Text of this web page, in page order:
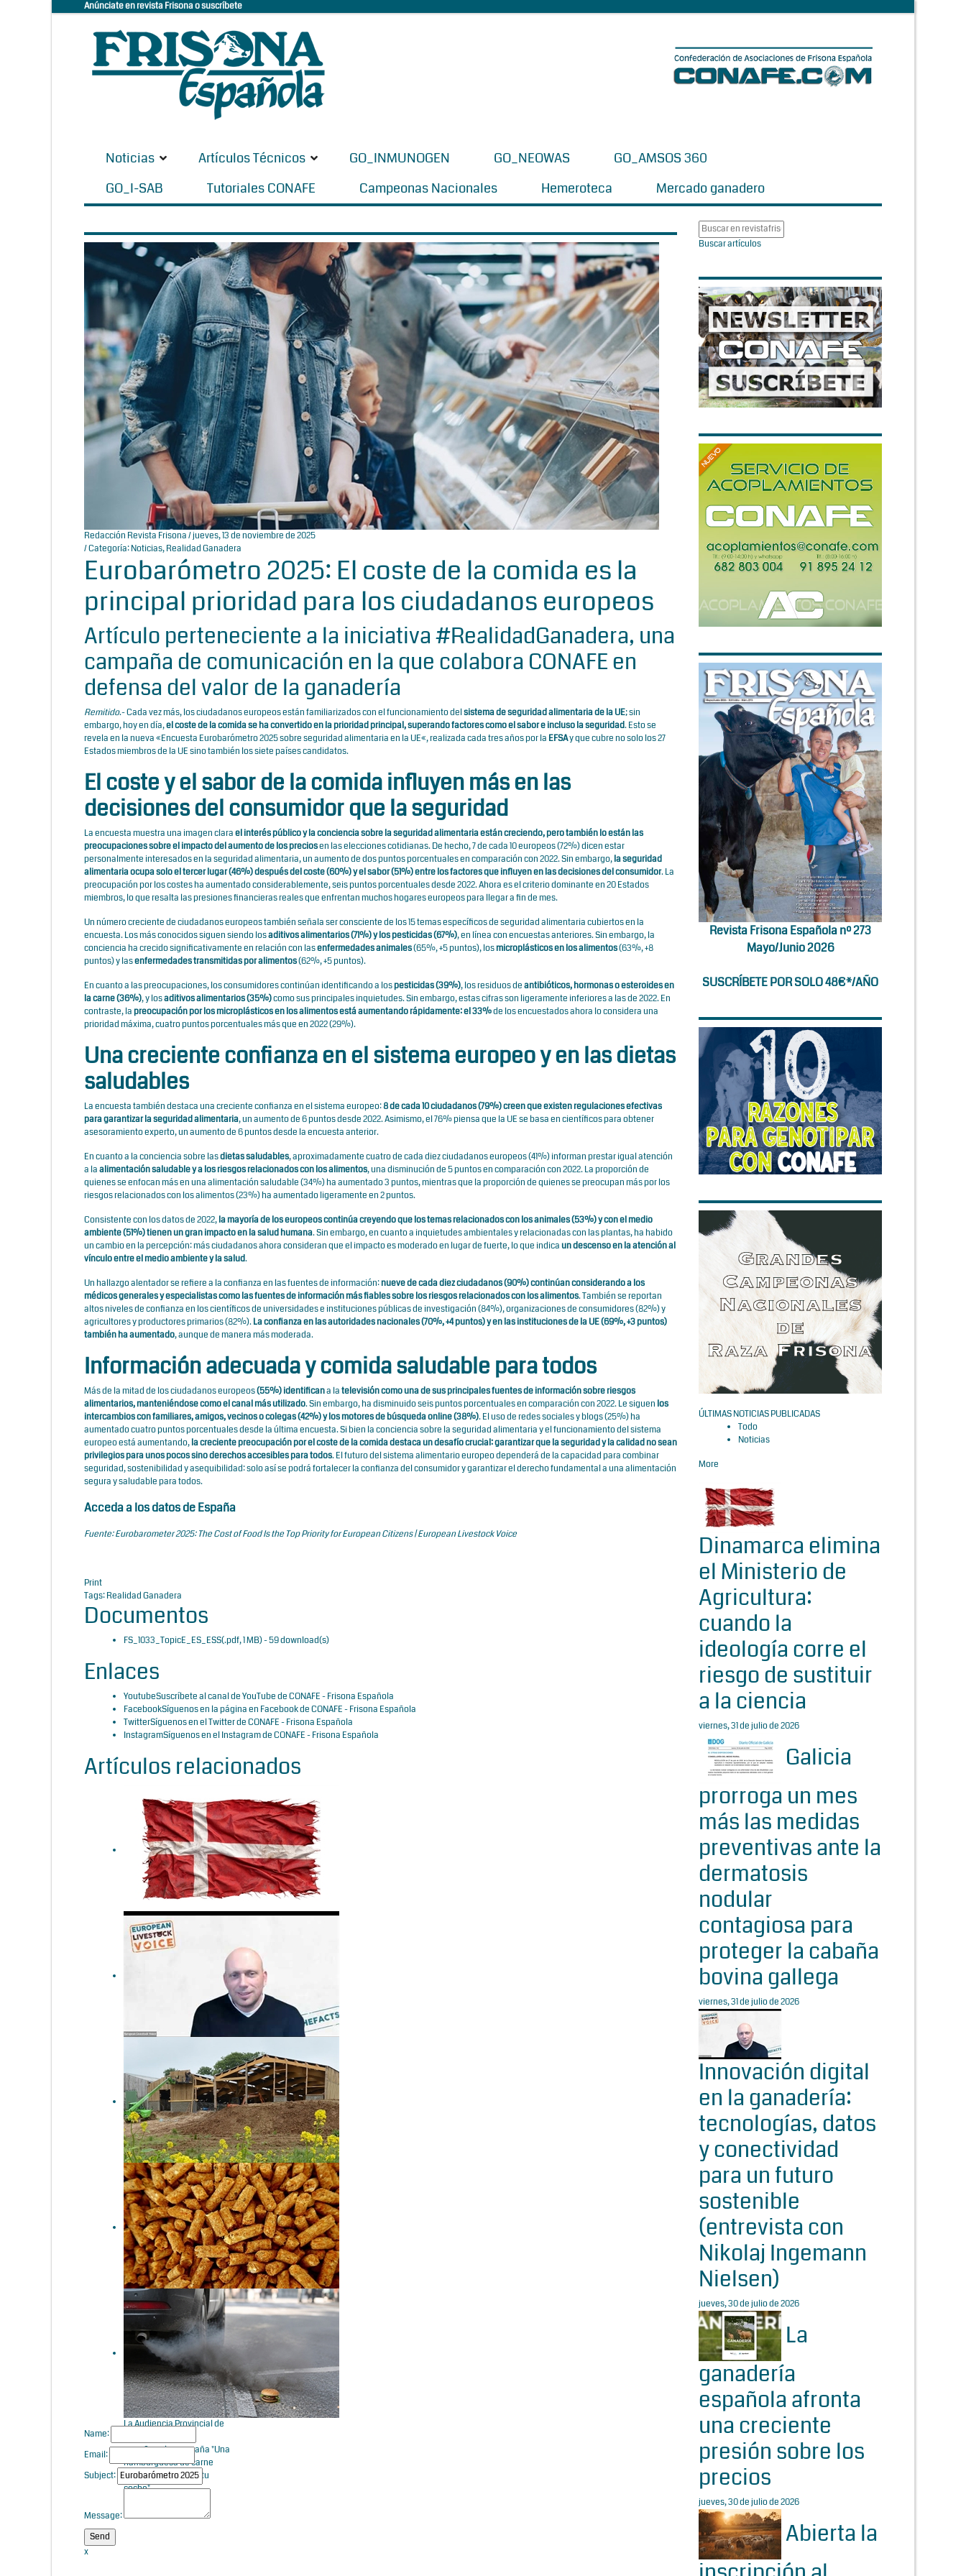
Anúnciate en revista Frisona o suscríbete
Noticias Artículos Técnicos GO_INMUNOGEN GO_NEOWAS
GO_AMSOS 360
GO_I-SAB
Tutoriales CONAFE Campeonas Nacionales Hemeroteca Mercado ganadero
Redacción Revista Frisona/ jueves, 13 de noviembre de 2025
/ Categoría:Noticias,Realidad Ganadera
Eurobarómetro 2025: El coste de la comida es la
principal prioridad para los ciudadanos europeos
Artículo perteneciente a la iniciativa #RealidadGanadera, una
campaña de comunicación en la que colabora CONAFE en
defensa del valor de la ganadería
Remitido.- Cada vez más, los ciudadanos europeos están familiarizados con el funcionamiento delsistema de seguridad alimentaria de la UE; sin
embargo, hoy en día,el coste de la comida se ha convertido en la prioridad principal, superando factores como el sabor e incluso la seguridad. Esto se
revela en la nueva «Encuesta Eurobarómetro 2025 sobre seguridad alimentaria en la UE«, realizada cada tres años por la EFSAy que cubre no solo los 27
Estados miembros de la UE sino también los siete países candidatos.
El coste y el sabor de la comida influyen más en las
decisiones del consumidor que la seguridad
La encuesta muestra una imagen clarael interés público y la conciencia sobre la seguridad alimentaria están creciendo, pero también lo están las
preocupaciones sobre el impacto del aumento de los preciosen las elecciones cotidianas. De hecho, 7 de cada 10 europeos (72%) dicen estar
personalmente interesados en la seguridad alimentaria, un aumento de dos puntos porcentualesen comparación con 2022. Sin embargo,la seguridad
alimentaria ocupa solo el tercer lugar (46%) después del coste (60%) y el sabor (51%) entre los factores que influyen en las decisiones del consumidor. La
preocupación por los costes ha aumentado considerablemente, seis puntos porcentuales desde 2022. Ahora es el criterio dominante en 20 Estados
miembros, lo que resalta las presiones financieras reales que enfrentan muchos hogares europeos para llegar a fin de mes.
Un número creciente de ciudadanos europeos también señala ser consciente de los 15 temas específicos de seguridad alimentaria cubiertos en la
encuesta. Los más conocidos siguen siendo losaditivos alimentarios (71%) y los pesticidas (67%), en línea con encuestas anteriores. Sin embargo, la
conciencia ha crecido significativamente en relación con lasenfermedades animales(65%, +5 puntos), losmicroplásticos en los alimentos(63%, +8
puntos) y lasenfermedades transmitidas por alimentos(62%, +5 puntos).
En cuanto a las preocupaciones, los consumidores continúan identificando a lospesticidas (39%), los residuos deantibióticos, hormonas o esteroides en
la carne(36%), y losaditivos alimentarios (35%)como sus principales inquietudes. Sin embargo, estas cifras son ligeramente inferiores a las de 2022. En
contraste, lapreocupación por los microplásticos en los alimentos está aumentando rápidamente: el 33%de los encuestados ahora lo considera una
prioridad máxima, cuatro puntos porcentuales más que en 2022 (29%).
Una creciente confianza en el sistema europeo y en las dietas
saludables
La encuesta también destaca una creciente confianza en el sistema europeo:8 de cada 10 ciudadanos (79%) creen que existen regulaciones efectivas
para garantizar la seguridad alimentaria, un aumento de 6 puntos desde 2022. Asimismo, el 76% piensa que la UE se basa en científicos para obtener
asesoramiento experto, un aumento de 6 puntos desde la encuesta anterior.
En cuanto a la conciencia sobre lasdietas saludables, aproximadamente cuatro de cada diez ciudadanos europeos (41%) informan prestar igual atención
a laalimentación saludable y a los riesgos relacionados con los alimentos, una disminución de 5 puntos en comparación con 2022. La proporción de
quienes se enfocan más en una alimentación saludable (34%) ha aumentado 3 puntos, mientras que la proporción de quienes se preocupan más por los
riesgos relacionados con los alimentos (23%) ha aumentado ligeramente en 2 puntos.
Consistente con los datos de 2022,la mayoría de los europeos continúa creyendo que los temas relacionados con los animales (53%) y con el medio
ambiente (51%) tienen un gran impacto en la salud humana. Sin embargo, en cuanto a inquietudes ambientales y relacionadas con las plantas, ha habido
un cambio en la percepción: más ciudadanos ahora consideran que el impacto es moderado en lugar de fuerte, lo que indicaun descenso en la atención al
vínculo entre el medio ambiente y la salud.
Un hallazgo alentador se refiere a la confianza en las fuentes de información:nueve de cada diez ciudadanos (90%) continúan considerando a los
médicos generales y especialistas como las fuentes de información más fiables sobre los riesgos relacionados con los alimentos. También se reportan
altos niveles de confianza en los científicos de universidades e instituciones públicas de investigación (84%), organizaciones de consumidores (82%) y
agricultores y productores primarios (82%).La confianza en las autoridades nacionales (70%, +4 puntos) y en las instituciones de la UE (69%, +3 puntos)
también ha aumentado, aunque de manera más moderada.
Información adecuada y comida saludable para todos
Más de la mitad de los ciudadanos europeos(55%) identificana latelevisión como una de sus principales fuentes de información sobre riesgos
alimentarios, manteniéndose como el canal más utilizado. Sin embargo, ha disminuido seis puntos porcentuales en comparación con 2022. Le siguen los
intercambios con familiares, amigos, vecinos o colegas (42%) y los motores de búsqueda online (38%). El uso de redes sociales y blogs (25%) ha
aumentado cuatro puntos porcentuales desde la última encuesta. Si bien la conciencia sobre la seguridad alimentaria y el funcionamiento del sistema
europeo está aumentando,la creciente preocupación por el coste de la comida destaca un desafío crucial: garantizar que la seguridad y la calidad no sean
privilegios para unos pocos sino derechos accesibles para todos. El futuro del sistema alimentario europeo dependerá de la capacidad para combinar
seguridad, sostenibilidad y asequibilidad: solo así se podrá fortalecer la confianza del consumidor y garantizar el derecho fundamental a una alimentación
segura y saludable para todos.
Acceda a los datos de España
Fuente:Eurobarometer 2025: The Cost of Food Is the Top Priority for European Citizens | European Livestock Voice
Print
Tags:Realidad Ganadera
Documentos
FS_1033_TopicE_ES_ESS(.pdf,1 MB) - 59 download(s)
Enlaces
YoutubeSuscríbete al canal de YouTube de CONAFE - Frisona Española
FacebookSíguenos en la página en Facebook de CONAFE - Frisona Española
TwitterSíguenos en el Twitter de CONAFE - Frisona Española
InstagramSíguenos en el Instagram de CONAFE - Frisona Española
Artículos relacionados
Dinamarca elimina el
Ministerio de Agricultura:
cuando la ideología corre el
datos y conectividad para un
futuro sostenible (entrevista
con Nikolaj Ingemann...
Agricultura europea: cuando
el problema ya no es
encontrar financiación, sino
obtener permisos
¿Cómo se pueden utilizar los
piensos circulares y los
aditivos para piensos con el
fin de reducir las emisiones
en la ganadería de...
La Audiencia Provincial de
engañosa la campaña "Una
hamburguesa de carne
contamina más que tu
coche"
Name:
Email:
Subject:
Message:
x
Buscar artículos
Revista Frisona Española nº 273
Mayo/Junio 2026
SUSCRÍBETE POR SOLO 48€*/AÑO
ÚLTIMAS NOTICIAS PUBLICADAS
Todo
Noticias
More
Dinamarca elimina
el Ministerio de
Agricultura:
cuando la
ideología corre el
riesgo de sustituir
a la ciencia
viernes, 31 de julio de 2026
Galicia
prorroga un mes
más las medidas
preventivas ante la
dermatosis
nodular
contagiosa para
proteger la cabaña
bovina gallega
viernes, 31 de julio de 2026
Innovación digital
en la ganadería:
tecnologías, datos
y conectividad
para un futuro
sostenible
(entrevista con
Nikolaj Ingemann
Nielsen)
jueves, 30 de julio de 2026
La
ganadería
española afronta
una creciente
presión sobre los
precios
jueves, 30 de julio de 2026
Abierta la